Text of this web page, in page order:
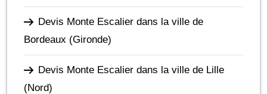
Devis Monte Escalier dans la ville de
Bordeaux (Gironde)
Devis Monte Escalier dans la ville de Lille
(Nord)